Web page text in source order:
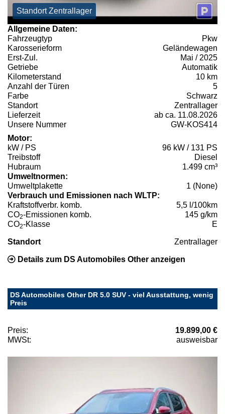
Standort Zentrallager
Allgemeine Daten:
Fahrzeugtyp
Pkw
Karosserieform
Geländewagen
Erst-Zul.
Mai / 2025
Getriebe
Automatik
Kilometerstand
10 km
Anzahl der Türen
5
Farbe
Schwarz
Standort
Zentrallager
Lieferzeit
ab ca. 11.08.2026
Unsere Nummer
GW-KOS414
Motor:
kW / PS
96 kW / 131 PS
Treibstoff
Diesel
Hubraum
1.499 cm³
Umweltnormen:
Umweltplakette
1 (None)
Verbrauch und Emissionen nach WLTP:
Kraftstoffverbr. komb.
5,5 l/100km
CO2-Emissionen komb.
145 g/km
CO2-Klasse E
Standort Zentrallager
Details zum DS Automobiles Other anzeigen
DS Automobiles Other DR 5.0 SUV - viel Ausstattung, wenig
Preis
Preis:
19.899,00 €
MWSt:
ausweisbar